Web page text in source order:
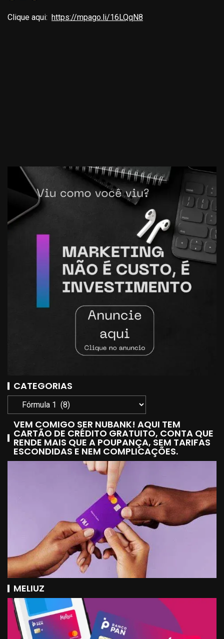
Clique aqui: https://mpago.li/16LQqN8
CATEGORIAS
VEM COMIGO SER NUBANK! AQUI TEM
CARTÃO DE CRÉDITO GRATUITO, CONTA QUE
RENDE MAIS QUE A POUPANÇA, SEM TARIFAS
ESCONDIDAS E NEM COMPLICAÇÕES.
MELIUZ